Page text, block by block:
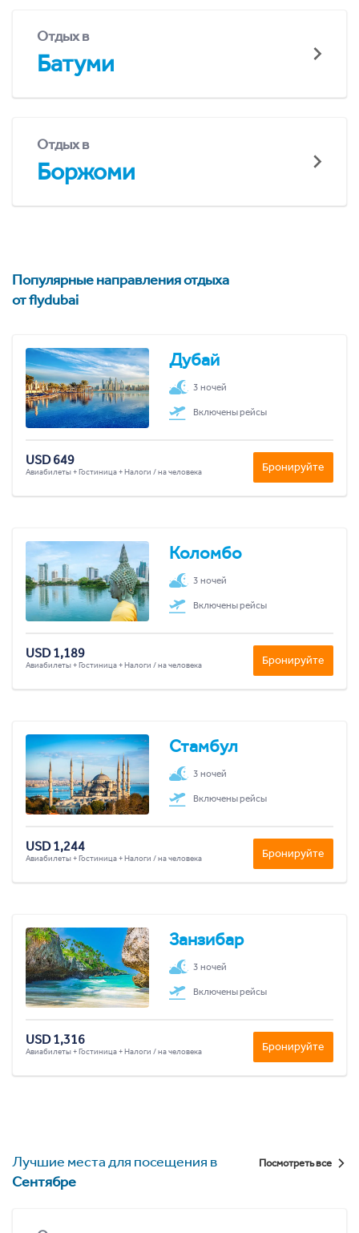
Отдых в
Батуми
Отдых в
Боржоми
Популярные направления отдыха
от flydubai
Дубай
3 ночей
Включены рейсы
USD 649
Авиабилеты + Гостиница + Налоги / на человека Бронируйте
Коломбо
3 ночей
Включены рейсы
USD 1,189
Авиабилеты + Гостиница + Налоги / на человека Бронируйте
Стамбул
3 ночей
Включены рейсы
USD 1,244
Авиабилеты + Гостиница + Налоги / на человека Бронируйте
Занзибар
3 ночей
Включены рейсы
USD 1,316
Авиабилеты + Гостиница + Налоги / на человека Бронируйте
Лучшие места для посещения в
Сентябре
Посмотреть все